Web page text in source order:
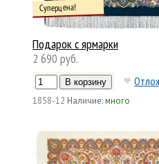
Подарок с ярмарки
Суперцена!
2 690 руб.
1858-12 Наличие:много